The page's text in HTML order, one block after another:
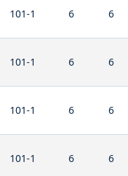
101-1 6 6
101-1 6 6
101-1 6 6
101-1 6 6